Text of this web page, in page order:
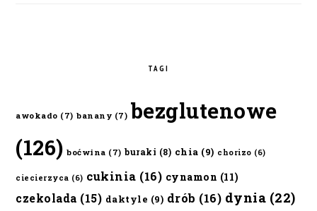
TAGI
awokado (7) banany (7) bezglutenowe
(126) boćwina (7) buraki (8) chia (9) chorizo (6)
ciecierzyca (6) cukinia (16) cynamon (11)
czekolada (15) daktyle (9) drób (16) dynia (22)